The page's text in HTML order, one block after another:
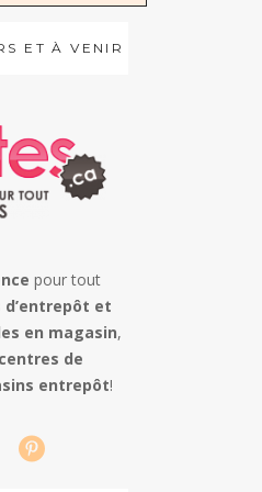
ET À VENIR
pour tout
et
en magasin,
centres de
entrepôt!